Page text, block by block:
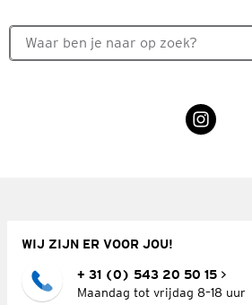
WIJ ZIJN ER VOOR JOU!
+ 31 (0) 543 20 50 15
Maandag tot vrijdag 8–18 uur